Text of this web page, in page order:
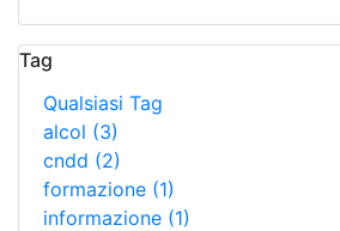
Tag
Qualsiasi Tag
alcol (3)
cndd (2)
formazione (1)
informazione (1)